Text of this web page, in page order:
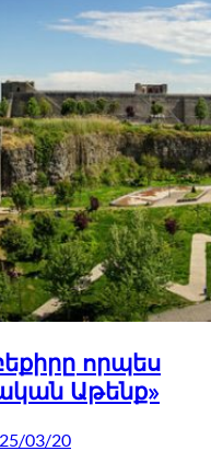
որպես
Աթենք»
03/20